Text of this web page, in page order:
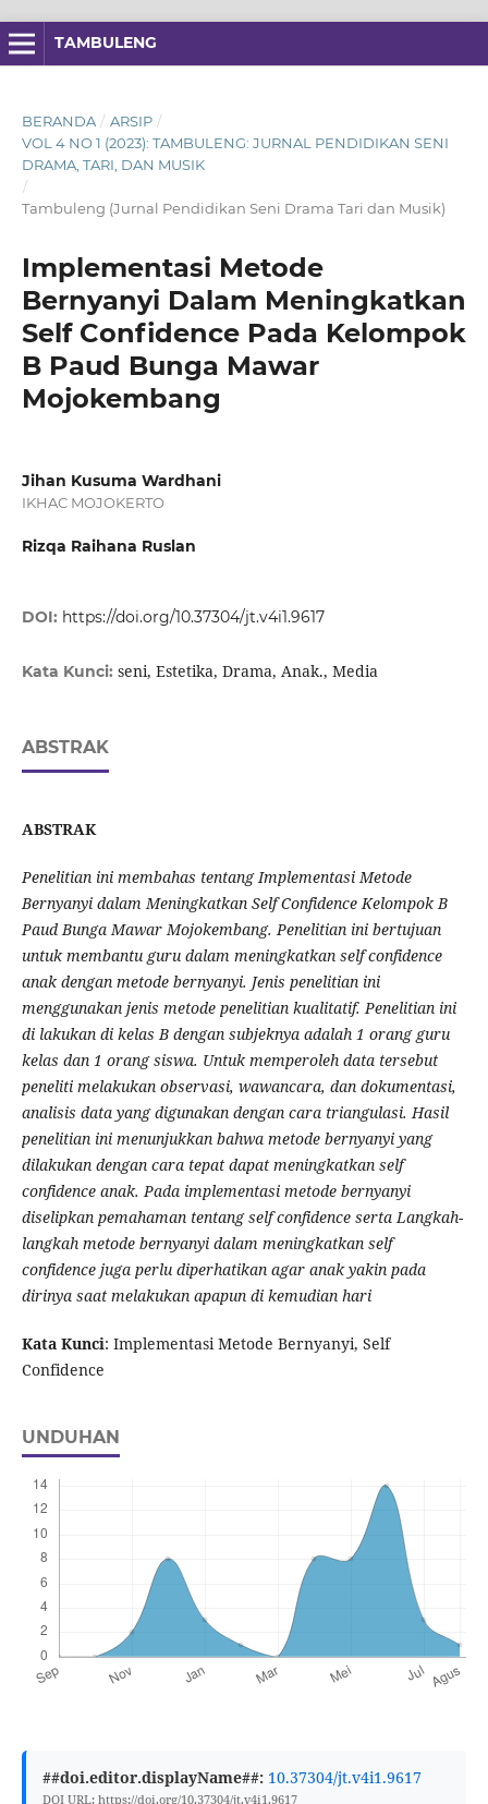
TAMBULENG
BERANDA / ARSIP /
VOL 4 NO 1 (2023): TAMBULENG: JURNAL PENDIDIKAN SENI
DRAMA, TARI, DAN MUSIK
/
Tambuleng (Jurnal Pendidikan Seni Drama Tari dan Musik)
Implementasi Metode
Bernyanyi Dalam Meningkatkan
Self Confidence Pada Kelompok
B Paud Bunga Mawar
Mojokembang
Jihan Kusuma Wardhani
IKHAC MOJOKERTO
Rizqa Raihana Ruslan
DOI: https://doi.org/10.37304/jt.v4i1.9617
Kata Kunci: seni, Estetika, Drama, Anak., Media
ABSTRAK
ABSTRAK
Penelitian ini membahas tentang Implementasi Metode
Bernyanyi dalam Meningkatkan Self Confidence Kelompok B
Paud Bunga Mawar Mojokembang. Penelitian ini bertujuan
untuk membantu guru dalam meningkatkan self confidence
anak dengan metode bernyanyi. Jenis penelitian ini
menggunakan jenis metode penelitian kualitatif. Penelitian ini
di lakukan di kelas B dengan subjeknya adalah 1 orang guru
kelas dan 1 orang siswa. Untuk memperoleh data tersebut
peneliti melakukan observasi, wawancara, dan dokumentasi,
analisis data yang digunakan dengan cara triangulasi. Hasil
penelitian ini menunjukkan bahwa metode bernyanyi yang
dilakukan dengan cara tepat dapat meningkatkan self
confidence anak. Pada implementasi metode bernyanyi
diselipkan pemahaman tentang self confidence serta Langkah-
langkah metode bernyanyi dalam meningkatkan self
confidence juga perlu diperhatikan agar anak yakin pada
dirinya saat melakukan apapun di kemudian hari
Kata Kunci: Implementasi Metode Bernyanyi, Self
Confidence
UNDUHAN
##doi.editor.displayName##: 10.37304/jt.v4i1.9617
DOI URL: https://doi.org/10.37304/jt.v4i1.9617